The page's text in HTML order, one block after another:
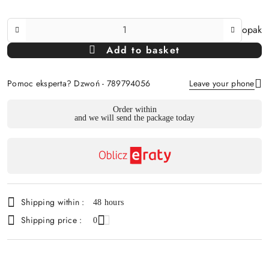
opak
Add to basket
Pomoc eksperta? Dzwoń - 789794056 Leave your phone
Order within
and we will send the package today
Shipping within : 48 hours
Shipping price : 0